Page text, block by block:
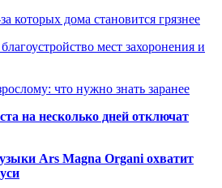
которых дома становится грязнее
мест захоронения и
что нужно знать заранее
на несколько дней отключат
Ars Magna Organi охватит